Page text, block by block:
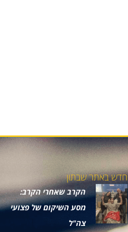
חדש באתר שבתון
הקרב שאחרי הקרב:
מסע השיקום של פצועי
צה"ל